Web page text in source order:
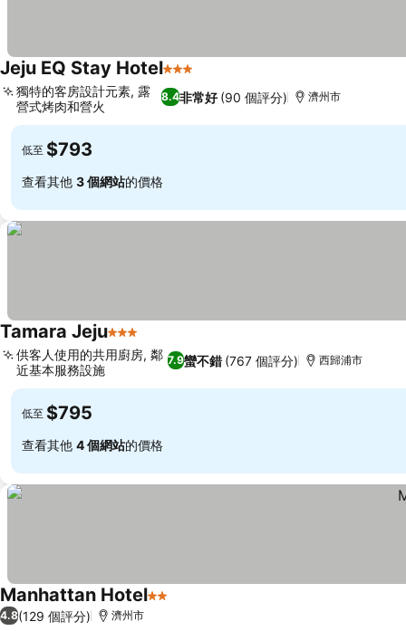
Jeju EQ Stay Hotel3 星級
8.4非常好 (90 個評分)
獨特的客房設計元素, 露
營式烤肉和營火
濟州市
低至 $793
查看其他 3 個網站的價格
Tamara Jeju3 星級
7.9蠻不錯 (767 個評分)
供客人使用的共用廚房, 鄰
近基本服務設施
西歸浦市
低至 $795
查看其他 4 個網站的價格
Manhattan Hotel2 星級
4.8(129 個評分) 濟州市